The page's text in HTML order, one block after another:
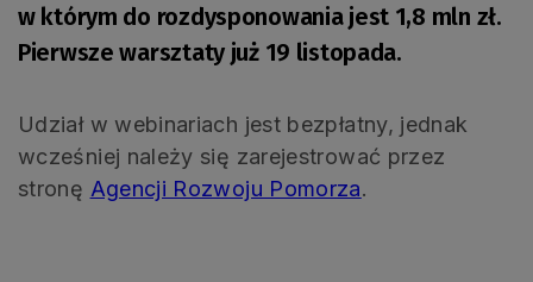
w którym do rozdysponowania jest 1,8 mln zł.
Pierwsze warsztaty już 19 listopada.
Udział w webinariach jest bezpłatny, jednak
wcześniej należy się zarejestrować przez
stronę Agencji Rozwoju Pomorza.